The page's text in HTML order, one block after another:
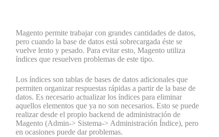
Magento permite trabajar con grandes cantidades de datos,
pero cuando la base de datos está sobrecargada éste se
vuelve lento y pesado. Para evitar esto, Magento utiliza
índices que resuelven problemas de este tipo.
Los índices son tablas de bases de datos adicionales que
permiten organizar respuestas rápidas a partir de la base de
datos. Es necesario actualizar los índices para eliminar
aquellos elementos que ya no son necesarios. Esto se puede
realizar desde el propio backend de administración de
Magento (Admin-> Sistema-> Administración Índice), pero
en ocasiones puede dar problemas.